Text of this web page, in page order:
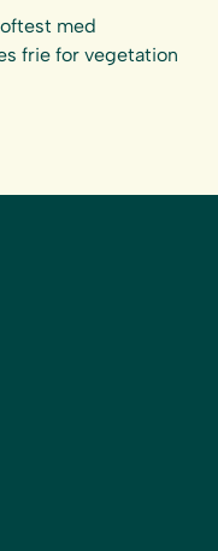
med
frie for vegetation